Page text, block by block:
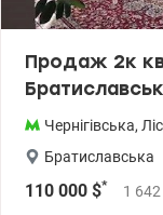
Продаж 2к
Чернігівська,
Братиславська
110 000 $* 1 642